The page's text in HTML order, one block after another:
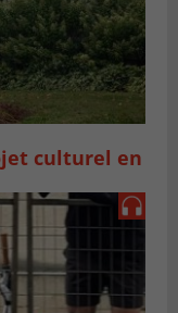
culturel en